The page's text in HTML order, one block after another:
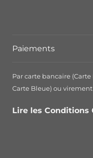
Paiements
Par carte bancaire (Carte
Carte Bleue) ou
Lire les Conditions